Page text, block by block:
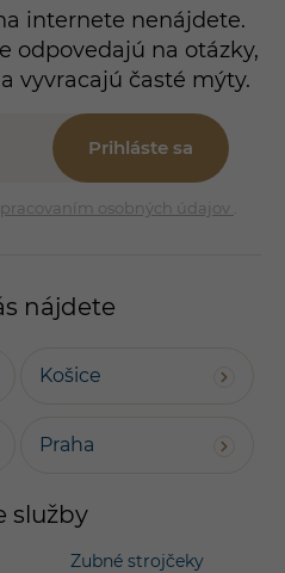
internete nenájdete.
odpovedajú na otázky,
vyvracajú časté mýty.
Prihláste sa
osobných údajov
nájdete
Košice
Praha
služby
Zubné strojčeky